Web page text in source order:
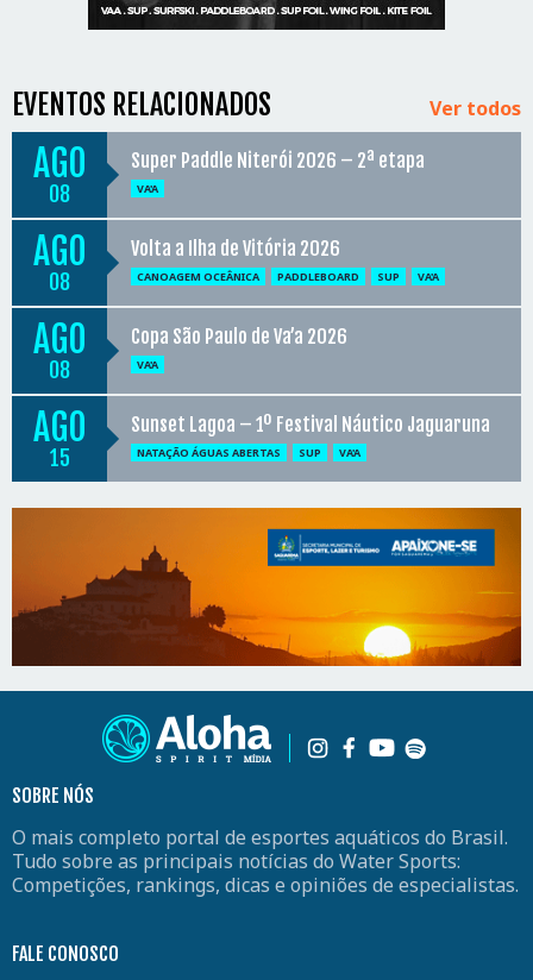
EVENTOS RELACIONADOS Ver todos
AGO
08
Super Paddle Niterói 2026 – 2ª etapa
VA'A
AGO
08
Volta a Ilha de Vitória 2026
CANOAGEM OCEÂNICA PADDLEBOARD SUP VA'A
AGO
08
Copa São Paulo de Va’a 2026
VA'A
AGO
15
Sunset Lagoa – 1º Festival Náutico Jaguaruna
NATAÇÃO ÁGUAS ABERTAS SUP VA'A
SOBRE NÓS
O mais completo portal de esportes aquáticos do Brasil.
Tudo sobre as principais notícias do Water Sports:
Competições, rankings, dicas e opiniões de especialistas.
FALE CONOSCO